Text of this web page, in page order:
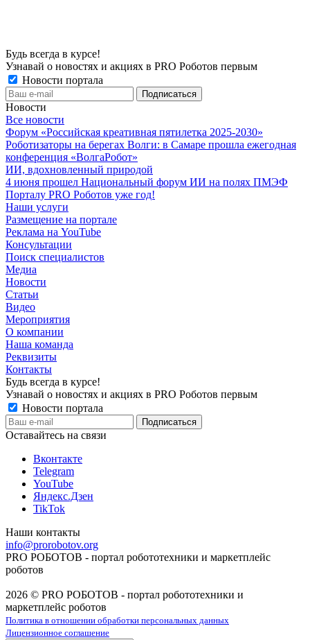
Будь всегда в курсе!
Узнавай о новостях и акциях в PRO Роботов первым
Новости портала
Новости
Все новости
Форум «Российская креативная пятилетка 2025-2030»
Роботизаторы на берегах Волги: в Самаре прошла ежегодная
конференция «ВолгаРобот»
ИИ, вдохновленный природой
4 июня прошел Национальный форум ИИ на полях ПМЭФ
Порталу PRO Роботов уже год!
Наши услуги
Размещение на портале
Реклама на YouTube
Консультации
Поиск специалистов
Медиа
Новости
Статьи
Видео
Мероприятия
О компании
Наша команда
Реквизиты
Контакты
Будь всегда в курсе!
Узнавай о новостях и акциях в PRO Роботов первым
Новости портала
Оставайтесь на связи
Вконтакте
Telegram
YouTube
Яндекс.Дзен
TikTok
Наши контакты
info@prorobotov.org
PRO РОБОТОВ - портал робототехники и маркетплейс
роботов
2026 © PRO РОБОТОВ - портал робототехники и
маркетплейс роботов
Политика в отношении обработки персональных данных
Лицензионное соглашение